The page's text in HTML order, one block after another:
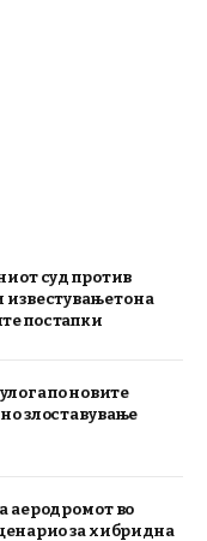
суд против
известувањето на
постапки
по новите
злоставување
аеродромот во
за хибридна